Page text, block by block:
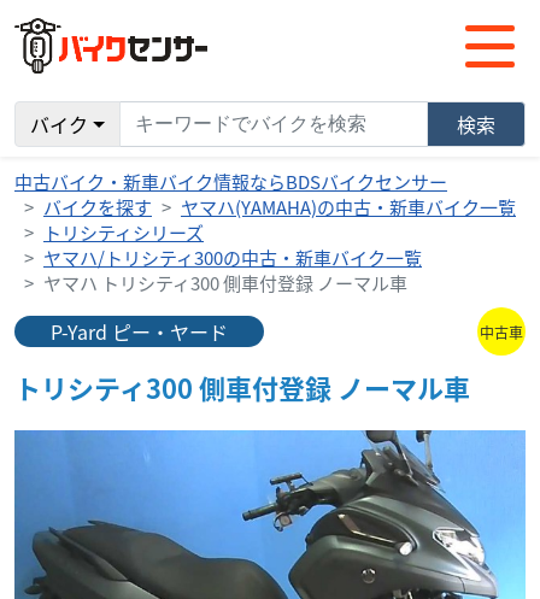
バイク 検索
中古バイク・新車バイク情報ならBDSバイクセンサー
バイクを探す
ヤマハ(YAMAHA)の中古・新車バイク一覧
トリシティシリーズ
ヤマハ/トリシティ300の中古・新車バイク一覧
ヤマハ トリシティ300 側車付登録 ノーマル車
P-Yard ピー・ヤード 中古車
トリシティ300 側車付登録 ノーマル車